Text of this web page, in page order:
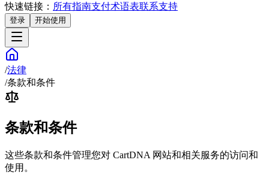
快速链接： 所有指南支付术语表联系支持
登录 开始使用
/法律
/条款和条件
条款和条件
这些条款和条件管理您对 CartDNA 网站和相关服务的访问和
使用。